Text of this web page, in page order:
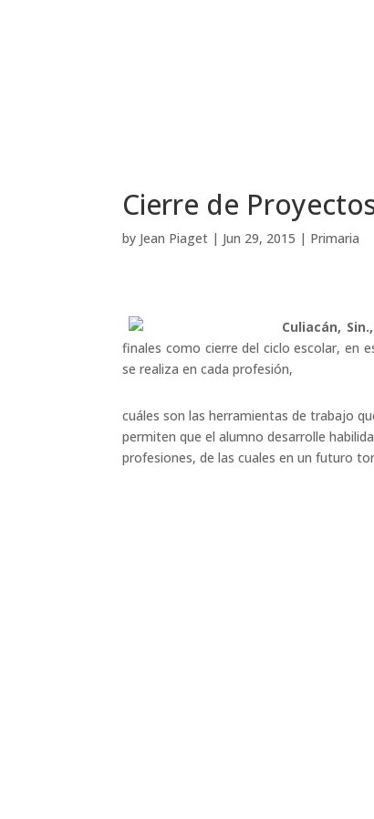
Cierre de
by Jean Piaget | Jun 29, 2015 | Primaria
Culiacán,
finales como cierre del ciclo escolar, en
se realiza en cada profesión,
cuáles son las herramientas de trabajo
permiten que el alumno desarrolle
profesiones, de las cuales en un futuro